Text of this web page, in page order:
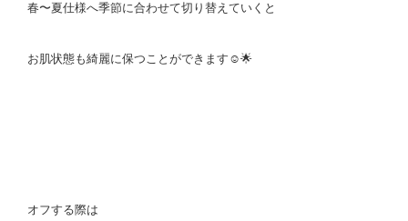
春〜夏仕様へ季節に合わせて切り替えていくと
お肌状態も綺麗に保つことができます☺️🌟
オフする際は